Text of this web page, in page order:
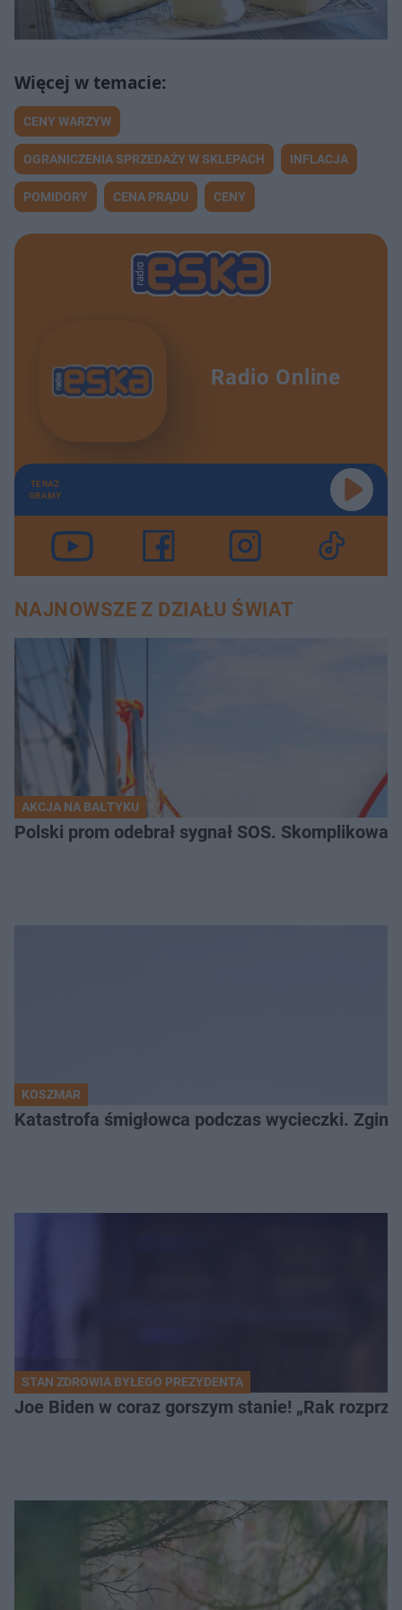
CENY WARZYW
OGRANICZENIA SPRZEDAŻY W SKLEPACH INFLACJA
POMIDORY CENA PRĄDU CENY
Radio Online
TERAZ
GRAMY
NAJNOWSZE Z DZIAŁU ŚWIAT
AKCJA NA BAŁTYKU
Polski prom odebrał sygnał SOS.
KOSZMAR
Katastrofa śmigłowca podczas wycieczki.
STAN ZDROWIA BYŁEGO PREZYDENTA
Joe Biden w coraz gorszym stanie! „Rak